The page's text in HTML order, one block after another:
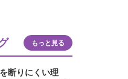
もっと見る
断りにくい理